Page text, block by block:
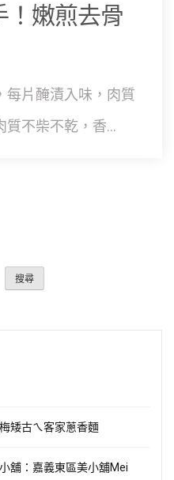
！嫩煎去骨
每片醃漬入味，肉質
質不柴不乾，香...
搜尋
矮古ㄟ客家蔥香麵
舖：嘉義東區美小舖Mei